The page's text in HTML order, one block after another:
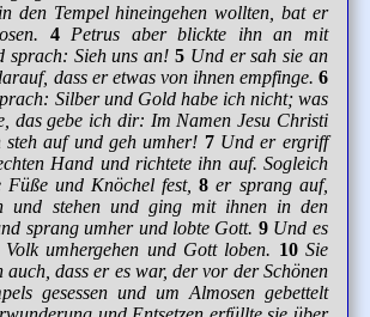
den Tempel hineingehen wollten, bat er
4 Petrus aber blickte ihn an mit
sprach: Sieh uns an! 5 Und er sah sie an
dass er etwas von ihnen empfinge. 6
Silber und Gold habe ich nicht; was
das gebe ich dir: Im Namen Jesu Christi
steh auf und geh umher! 7 Und er ergriff
Hand und richtete ihn auf. Sogleich
Füße und Knöchel fest, 8er sprang auf,
und stehen und ging mit ihnen in den
sprang umher und lobte Gott. 9 Und es
umhergehen und Gott loben. 10 Sie
auch, dass er es war, der vor der Schönen
gesessen und um Almosen gebettelt